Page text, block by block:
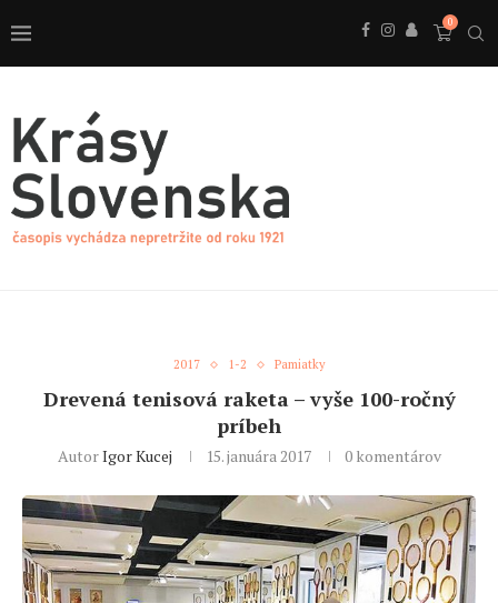
0
2017 1-2 Pamiatky
Drevená tenisová raketa – vyše 100-ročný
príbeh
AutorIgor Kucej 15. januára 2017 0 komentárov